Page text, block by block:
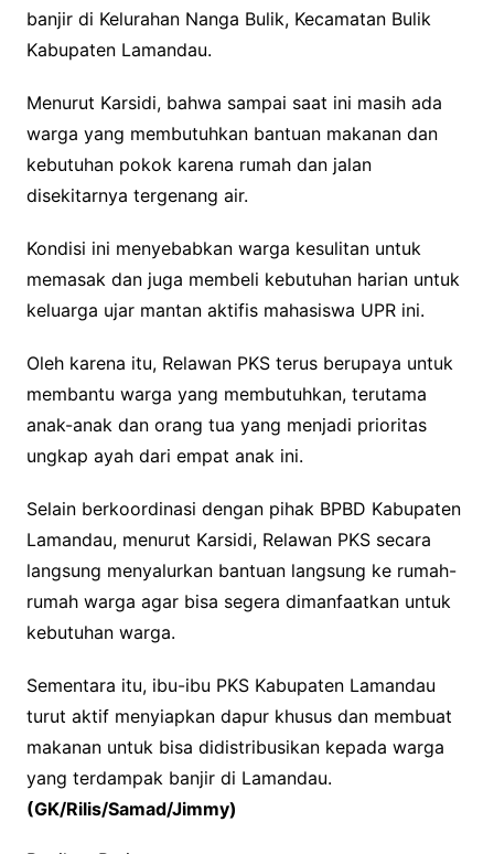
banjir di Kelurahan Nanga Bulik, Kecamatan Bulik
Kabupaten Lamandau.
Menurut Karsidi, bahwa sampai saat ini masih ada
warga yang membutuhkan bantuan makanan dan
kebutuhan pokok karena rumah dan jalan
disekitarnya tergenang air.
Kondisi ini menyebabkan warga kesulitan untuk
memasak dan juga membeli kebutuhan harian untuk
keluarga ujar mantan aktifis mahasiswa UPR ini.
Oleh karena itu, Relawan PKS terus berupaya untuk
membantu warga yang membutuhkan, terutama
anak-anak dan orang tua yang menjadi prioritas
ungkap ayah dari empat anak ini.
Selain berkoordinasi dengan pihak BPBD Kabupaten
Lamandau, menurut Karsidi, Relawan PKS secara
langsung menyalurkan bantuan langsung ke rumah-
rumah warga agar bisa segera dimanfaatkan untuk
kebutuhan warga.
Sementara itu, ibu-ibu PKS Kabupaten Lamandau
turut aktif menyiapkan dapur khusus dan membuat
makanan untuk bisa didistribusikan kepada warga
yang terdampak banjir di Lamandau.
(GK/Rilis/Samad/Jimmy)